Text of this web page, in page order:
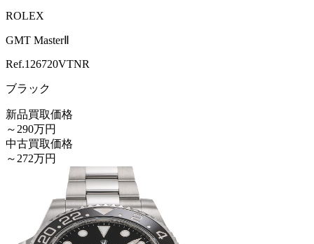
ROLEX
GMT MasterⅡ
Ref.126720VTNR
ブラック
新品買取価格
～290万円
中古買取価格
～272万円